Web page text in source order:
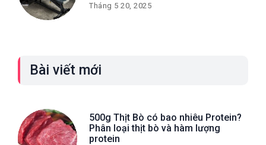
Tháng 5 20, 2025
Bài viết mới
500g Thịt Bò có bao nhiêu Protein?
Phân loại thịt bò và hàm lượng
protein